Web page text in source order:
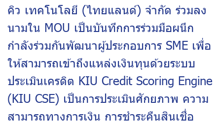
คิว เทคโนโลยี (ไทยแลนด์) จำกัด ร่วมลง
นามใน MOU เป็นบันทึกการร่วมมือผนึก
กำลังร่วมกันพัฒนาผู้ประกอบการ SME เพื่อ
ให้สามารถเข้าถึงแหล่งเงินทุนด้วยระบบ
ประเมินเครดิต KIU Credit Scoring Engine
(KIU CSE) เป็นการประเมินศักยภาพ ความ
สามารถทางการเงิน การชำระคืนสินเชื่อ